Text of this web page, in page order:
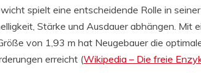
spielt eine entscheidende Rolle in
Stärke und Ausdauer abhängen. Mit
von 1,93 m hat Neugebauer die
erreicht​ (Wikipedia – Die freie